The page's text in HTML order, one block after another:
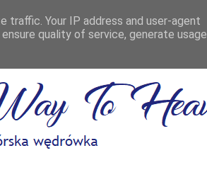
traffic. Your IP address and user-agent
quality of service, generate usage